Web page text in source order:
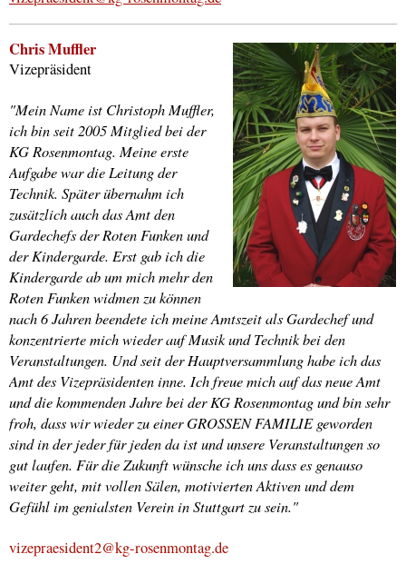
Chris Muffler
Vizepräsident
"Mein Name ist Christoph Muffler,
ich bin seit 2005 Mitglied bei der
KG Rosenmontag. Meine erste
Aufgabe war die Leitung der
Technik. Später übernahm ich
zusätzlich auch das Amt den
Gardechefs der Roten Funken und
der Kindergarde. Erst gab ich die
Kindergarde ab um mich mehr den
Roten Funken widmen zu können
nach 6 Jahren beendete ich meine Amtszeit als Gardechef und
konzentrierte mich wieder auf Musik und Technik bei den
Veranstaltungen. Und seit der Hauptversammlung habe ich das
Amt des Vizepräsidenten inne. Ich freue mich auf das neue Amt
und die kommenden Jahre bei der KG Rosenmontag und bin sehr
froh, dass wir wieder zu einer GROSSEN FAMILIE geworden
sind in der jeder für jeden da ist und unsere Veranstaltungen so
gut laufen. Für die Zukunft wünsche ich uns dass es genauso
weiter geht, mit vollen Sälen, motivierten Aktiven und dem
Gefühl im genialsten Verein in Stuttgart zu sein."
vizepraesident2@kg-rosenmontag.de